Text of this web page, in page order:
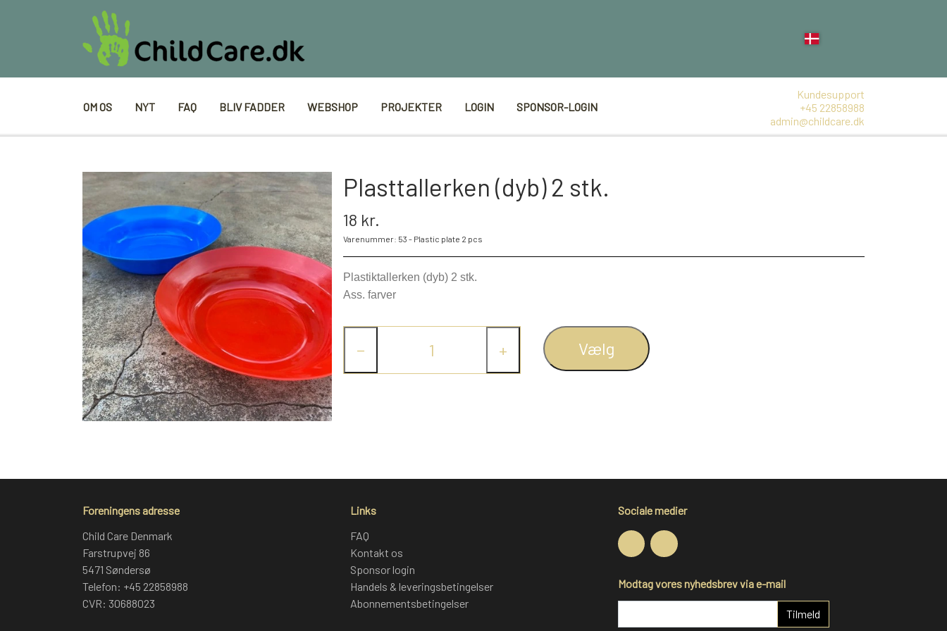
OM OS NYT FAQ BLIV FADDER WEBSHOP PROJEKTER LOGIN SPONSOR-LOGIN
Kundesupport
+45 22858988
admin@childcare.dk
Plasttallerken (dyb) 2 stk.
18 kr.
Varenummer: 53 - Plastic plate 2 pcs
Plastiktallerken (dyb) 2 stk.
Ass. farver
− + Vælg
Foreningens adresse
Child Care Denmark
Farstrupvej 86
5471 Søndersø
Telefon: +45 22858988
CVR: 30688023
Links
FAQ
Kontakt os
Sponsor login
Handels & leveringsbetingelser
Abonnementsbetingelser
Sociale medier
Modtag vores nyhedsbrev via e-mail
Tilmeld